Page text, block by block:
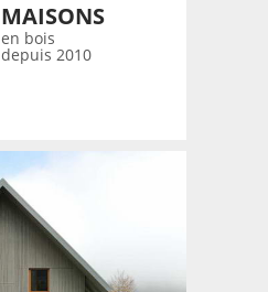
CONTACT
MAISONS
en bois
depuis 2010